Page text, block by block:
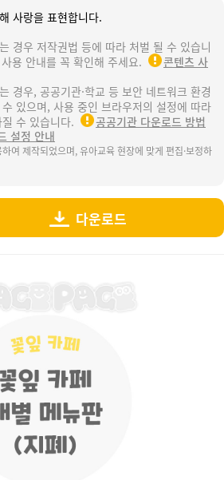
사랑을 표현합니다.
경우 저작권법 등에 따라 처벌 될 수 있습니
용 안내를 꼭 확인해 주세요.
콘텐츠 사
경우, 공공기관·학교 등 보안 네트워크 환경
있으며, 사용 중인 브라우저의 설정에 따라
수 있습니다.
공공기관 다운로드 방법
설정 안내
여 제작되었으며, 유아교육 현장에 맞게 편집·보정하
다운로드
, 꽃잎카페, 꽃잎카페놀이, 꽃잎, 꽃잎음료, 꽃잎디저
보는 이미지로 제공됩니다.